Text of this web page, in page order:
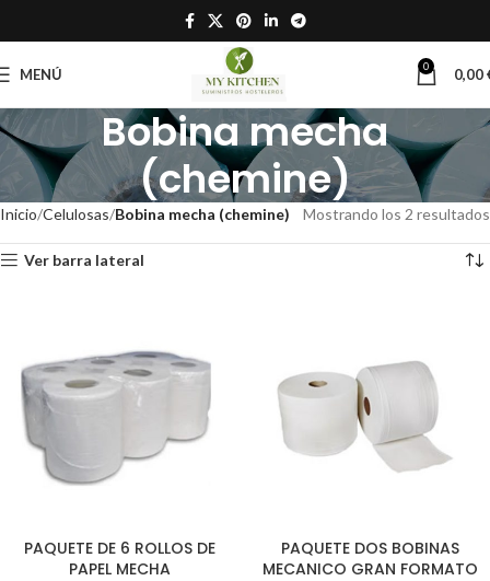
MENÚ 0 0,00
Bobina mecha
(chemine)
Inicio Celulosas Bobina mecha (chemine) Mostrando los 2 resultados
Ver barra lateral
PAQUETE DE 6 ROLLOS DE
PAPEL MECHA
PAQUETE DOS BOBINAS
MECANICO GRAN FORMATO